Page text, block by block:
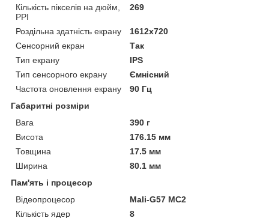
Кількість пікселів на дюйм,
PPI
269
Роздільна здатність екрану
1612х720
Сенсорний екран
Так
Тип екрану
IPS
Тип сенсорного екрану
Ємнісний
Частота оновлення екрану
90 Гц
Габаритні розміри
Вага
390 г
Висота
176.15 мм
Товщина
17.5 мм
Ширина
80.1 мм
Пам'ять і процесор
Відеопроцесор
Mali-G57 MC2
Кількість ядер
8